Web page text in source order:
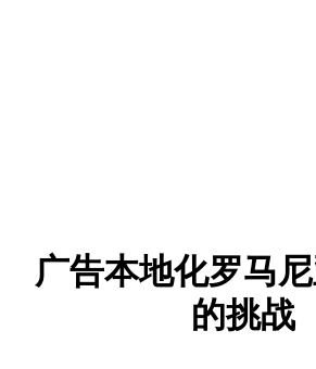
广告本地化罗马
的挑战